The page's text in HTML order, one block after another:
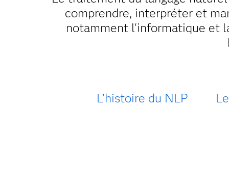
comprendre, interpréter et
notamment l'informatique et
L'histoire du NLP